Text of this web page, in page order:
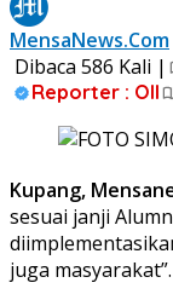
MensaNews.Com
Dibaca 586 Kali |
Reporter : Oll
Kupang,
sesuai janji
juga masyarakat”.